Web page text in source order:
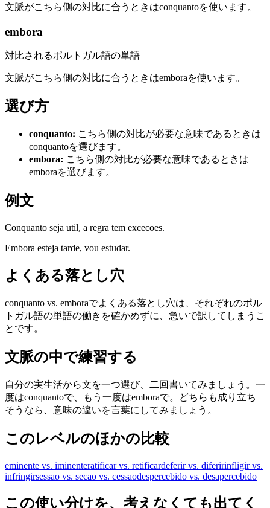
文脈がこちら側の対比に合うときはconquantoを使います。
embora
対比されるポルトガル語の単語
文脈がこちら側の対比に合うときはemboraを使います。
選び方
conquanto: こちら側の対比が必要な意味であるときは
conquantoを選びます。
embora: こちら側の対比が必要な意味であるときは
emboraを選びます。
例文
Conquanto seja util, a regra tem excecoes.
Embora esteja tarde, vou estudar.
よくある落とし穴
conquanto vs. emboraでよくある落とし穴は、それぞれのポル
トガル語の単語の働きを確かめずに、急いで訳してしまうこ
とです。
文脈の中で練習する
自分の実生活から文を一つ選び、二回書いてみましょう。一
度はconquantoで、もう一度はemboraで。どちらも成り立ち
そうなら、意味の違いを言葉にしてみましょう。
このレベルのほかの比較
eminente vs. iminenteratificar vs. retificardeferir vs. diferirinfligir vs.
infringirsessao vs. secao vs. cessaodespercebido vs. desapercebido
この使い分けを、考えなくても出てく